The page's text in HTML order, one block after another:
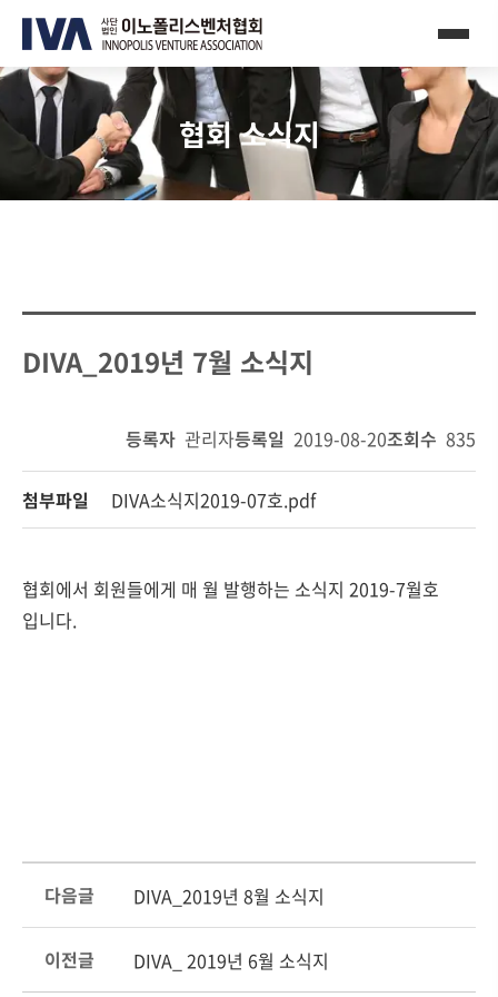
협회 소식지
DIVA_2019년 7월 소식지
등록자 관리자등록일 2019-08-20조회수 835
첨부파일 DIVA소식지2019-07호.pdf
협회에서 회원들에게 매 월 발행하는 소식지 2019-7월호
입니다.
다음글 DIVA_2019년 8월 소식지
이전글 DIVA_ 2019년 6월 소식지